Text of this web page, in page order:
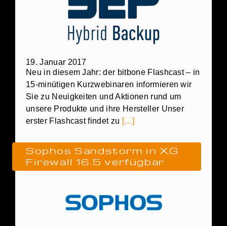
19. Januar 2017
Neu in diesem Jahr: der bitbone Flashcast – in
15-minütigen Kurzwebinaren informieren wir
Sie zu Neuigkeiten und Aktionen rund um
unsere Produkte und ihre Hersteller Unser
erster Flashcast findet zu […]
Sophos Sandstorm in XG
Firewall 16.5 verfügbar